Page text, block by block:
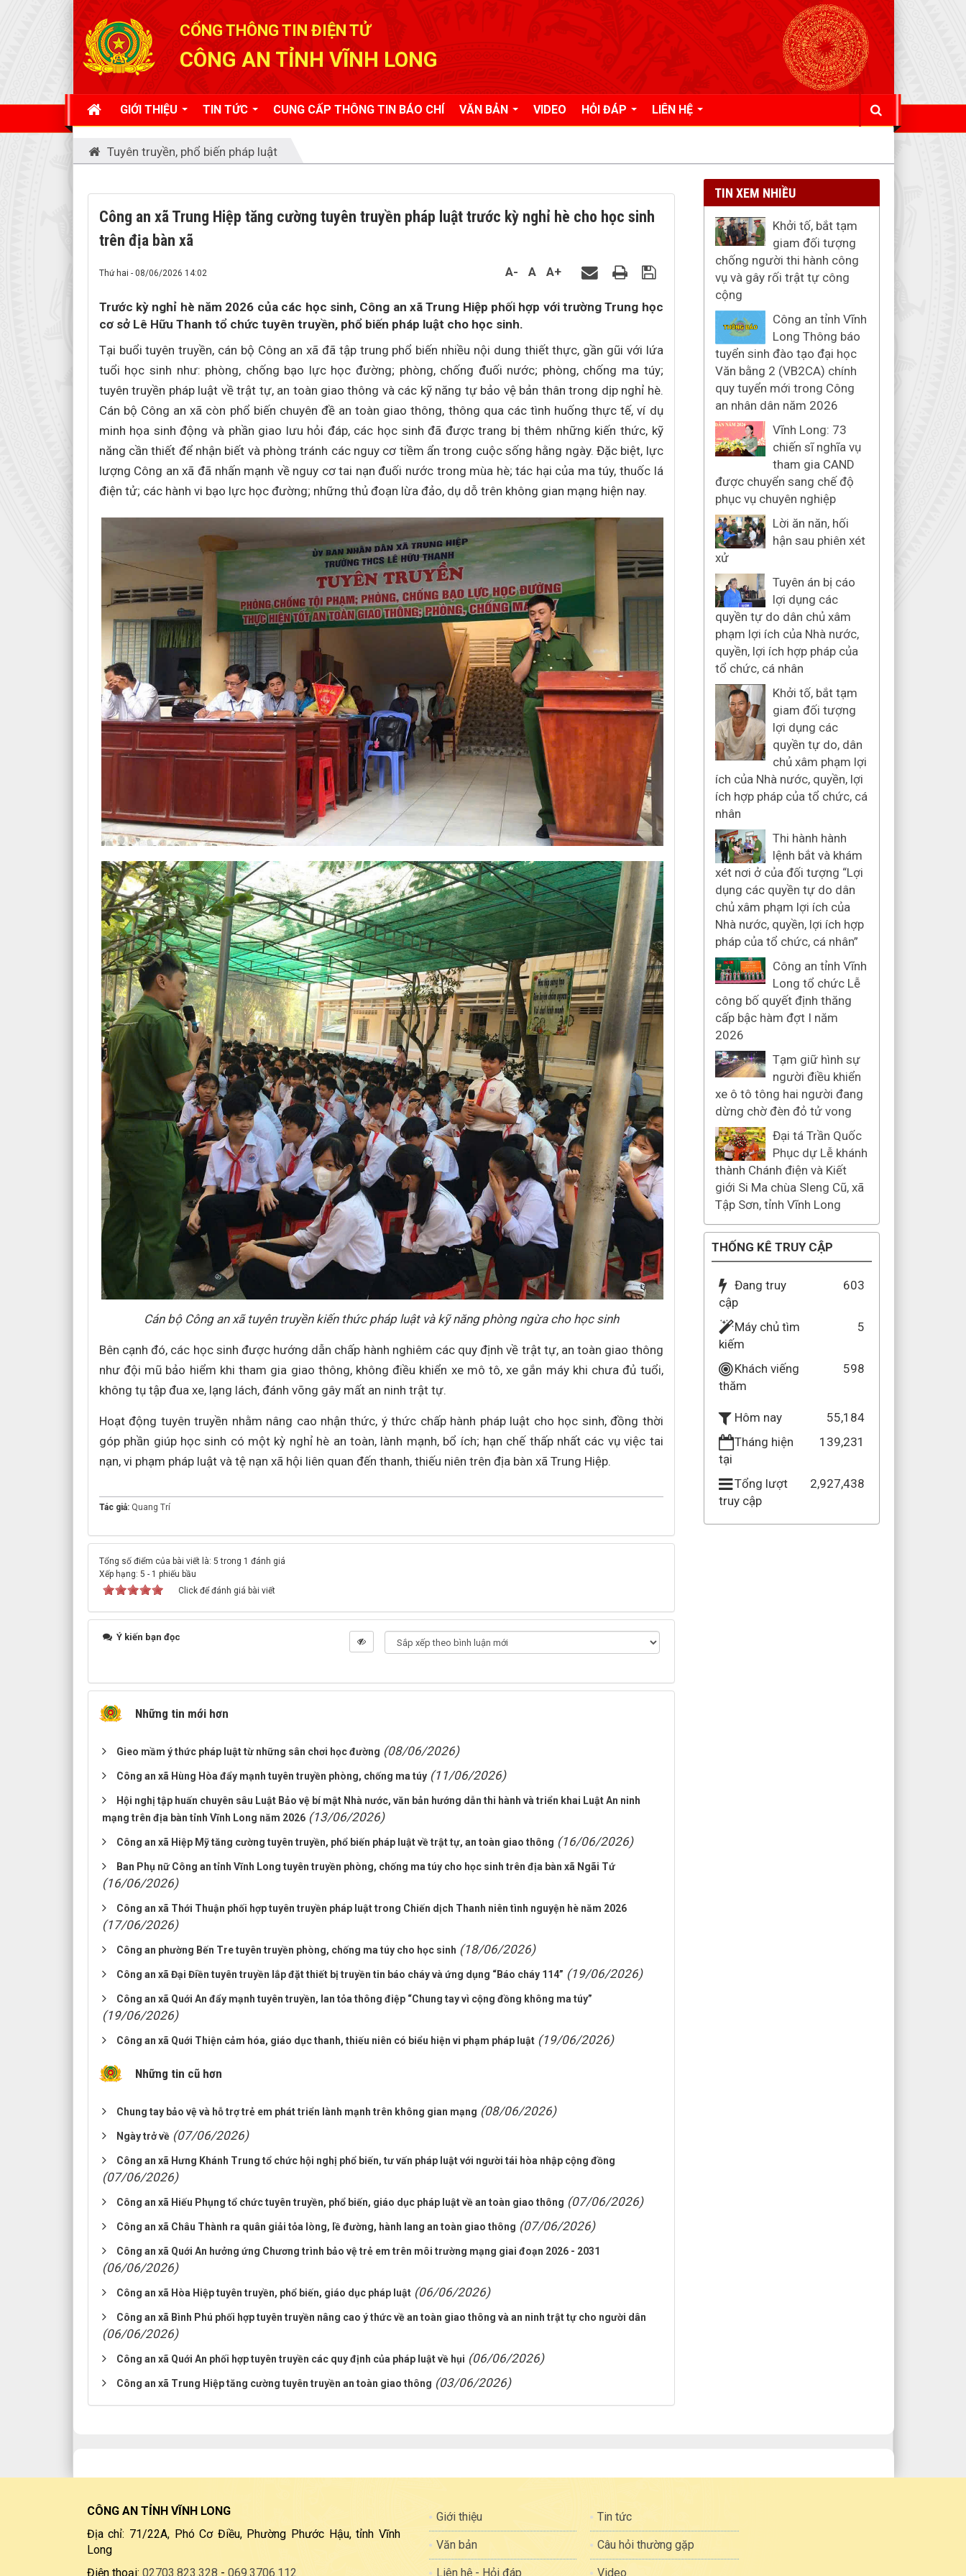
CỔNG THÔNG TIN ĐIỆN TỬ
CÔNG AN TỈNH VĨNH LONG
GIỚI THIỆU TIN TỨC CUNG CẤP THÔNG TIN BÁO CHÍ VĂN BẢN VIDEO HỎI ĐÁP LIÊN HỆ
Tuyên truyền, phổ biến pháp luật
Công an xã Trung Hiệp tăng cường tuyên truyền pháp luật trước kỳ nghỉ hè cho học sinh
trên địa bàn xã
Thứ hai - 08/06/2026 14:02 A- A A+
Trước kỳ nghỉ hè năm 2026 của các học sinh, Công an xã Trung Hiệp phối hợp với trường Trung học
cơ sở Lê Hữu Thanh tổ chức tuyên truyền, phổ biến pháp luật cho học sinh.
Tại buổi tuyên truyền, cán bộ Công an xã đã tập trung phổ biến nhiều nội dung thiết thực, gần gũi với lứa
tuổi học sinh như: phòng, chống bạo lực học đường; phòng, chống đuối nước; phòng, chống ma túy;
tuyên truyền pháp luật về trật tự, an toàn giao thông và các kỹ năng tự bảo vệ bản thân trong dịp nghỉ hè.
Cán bộ Công an xã còn phổ biến chuyên đề an toàn giao thông, thông qua các tình huống thực tế, ví dụ
minh họa sinh động và phần giao lưu hỏi đáp, các học sinh đã được trang bị thêm những kiến thức, kỹ
năng cần thiết để nhận biết và phòng tránh các nguy cơ tiềm ẩn trong cuộc sống hằng ngày. Đặc biệt, lực
lượng Công an xã đã nhấn mạnh về nguy cơ tai nạn đuối nước trong mùa hè; tác hại của ma túy, thuốc lá
điện tử; các hành vi bạo lực học đường; những thủ đoạn lừa đảo, dụ dỗ trên không gian mạng hiện nay.
Cán bộ Công an xã tuyên truyền kiến thức pháp luật và kỹ năng phòng ngừa cho học sinh
Bên cạnh đó, các học sinh được hướng dẫn chấp hành nghiêm các quy định về trật tự, an toàn giao thông
như đội mũ bảo hiểm khi tham gia giao thông, không điều khiển xe mô tô, xe gắn máy khi chưa đủ tuổi,
không tụ tập đua xe, lạng lách, đánh võng gây mất an ninh trật tự.
Hoạt động tuyên truyền nhằm nâng cao nhận thức, ý thức chấp hành pháp luật cho học sinh, đồng thời
góp phần giúp học sinh có một kỳ nghỉ hè an toàn, lành mạnh, bổ ích; hạn chế thấp nhất các vụ việc tai
nạn, vi phạm pháp luật và tệ nạn xã hội liên quan đến thanh, thiếu niên trên địa bàn xã Trung Hiệp.
Tác giả: Quang Trí
Tổng số điểm của bài viết là: 5 trong 1 đánh giá
Xếp hạng: 5 - 1 phiếu bầu
Click để đánh giá bài viết
Ý kiến bạn đọc
Những tin mới hơn
Gieo mầm ý thức pháp luật từ những sân chơi học đường (08/06/2026)
Công an xã Hùng Hòa đẩy mạnh tuyên truyền phòng, chống ma túy (11/06/2026)
Hội nghị tập huấn chuyên sâu Luật Bảo vệ bí mật Nhà nước, văn bản hướng dẫn thi hành và triển khai Luật An ninh
mạng trên địa bàn tỉnh Vĩnh Long năm 2026 (13/06/2026)
Công an xã Hiệp Mỹ tăng cường tuyên truyền, phổ biến pháp luật về trật tự, an toàn giao thông (16/06/2026)
Ban Phụ nữ Công an tỉnh Vĩnh Long tuyên truyền phòng, chống ma túy cho học sinh trên địa bàn xã Ngãi Tứ
(16/06/2026)
Công an xã Thới Thuận phối hợp tuyên truyền pháp luật trong Chiến dịch Thanh niên tình nguyện hè năm 2026
(17/06/2026)
Công an phường Bến Tre tuyên truyền phòng, chống ma túy cho học sinh (18/06/2026)
Công an xã Đại Điền tuyên truyền lắp đặt thiết bị truyền tin báo cháy và ứng dụng “Báo cháy 114” (19/06/2026)
Công an xã Quới An đẩy mạnh tuyên truyền, lan tỏa thông điệp “Chung tay vì cộng đồng không ma túy”
(19/06/2026)
Công an xã Quới Thiện cảm hóa, giáo dục thanh, thiếu niên có biểu hiện vi phạm pháp luật (19/06/2026)
Những tin cũ hơn
Chung tay bảo vệ và hỗ trợ trẻ em phát triển lành mạnh trên không gian mạng (08/06/2026)
Ngày trở về (07/06/2026)
Công an xã Hưng Khánh Trung tổ chức hội nghị phổ biến, tư vấn pháp luật với người tái hòa nhập cộng đồng
(07/06/2026)
Công an xã Hiếu Phụng tổ chức tuyên truyền, phổ biến, giáo dục pháp luật về an toàn giao thông (07/06/2026)
Công an xã Châu Thành ra quân giải tỏa lòng, lề đường, hành lang an toàn giao thông (07/06/2026)
Công an xã Quới An hưởng ứng Chương trình bảo vệ trẻ em trên môi trường mạng giai đoạn 2026 - 2031
(06/06/2026)
Công an xã Hòa Hiệp tuyên truyền, phổ biến, giáo dục pháp luật (06/06/2026)
Công an xã Bình Phú phối hợp tuyên truyền nâng cao ý thức về an toàn giao thông và an ninh trật tự cho người dân
(06/06/2026)
Công an xã Quới An phối hợp tuyên truyền các quy định của pháp luật về hụi (06/06/2026)
Công an xã Trung Hiệp tăng cường tuyên truyền an toàn giao thông (03/06/2026)
TIN XEM NHIỀU
Khởi tố, bắt tạm
giam đối tượng
chống người thi hành công
vụ và gây rối trật tự công
cộng
Công an tỉnh Vĩnh
Long Thông báo
tuyển sinh đào tạo đại học
Văn bằng 2 (VB2CA) chính
quy tuyển mới trong Công
an nhân dân năm 2026
Vĩnh Long: 73
chiến sĩ nghĩa vụ
tham gia CAND
được chuyển sang chế độ
phục vụ chuyên nghiệp
Lời ăn năn, hối
hận sau phiên xét
xử
Tuyên án bị cáo
lợi dụng các
quyền tự do dân chủ xâm
phạm lợi ích của Nhà nước,
quyền, lợi ích hợp pháp của
tổ chức, cá nhân
Khởi tố, bắt tạm
giam đối tượng
lợi dụng các
quyền tự do, dân
chủ xâm phạm lợi
ích của Nhà nước, quyền, lợi
ích hợp pháp của tổ chức, cá
nhân
Thi hành hành
lệnh bắt và khám
xét nơi ở của đối tượng “Lợi
dụng các quyền tự do dân
chủ xâm phạm lợi ích của
Nhà nước, quyền, lợi ích hợp
pháp của tổ chức, cá nhân”
Công an tỉnh Vĩnh
Long tổ chức Lễ
công bố quyết định thăng
cấp bậc hàm đợt I năm
2026
Tạm giữ hình sự
người điều khiển
xe ô tô tông hai người đang
dừng chờ đèn đỏ tử vong
Đại tá Trần Quốc
Phục dự Lễ khánh
thành Chánh điện và Kiết
giới Si Ma chùa Sleng Cũ, xã
Tập Sơn, tỉnh Vĩnh Long
THỐNG KÊ TRUY CẬP
Đang truy
cập
603
Máy chủ tìm
kiếm
5
Khách viếng
thăm
598
Hôm nay
55,184
Tháng hiện
tại
139,231
Tổng lượt
truy cập
2,927,438
CÔNG AN TỈNH VĨNH LONG
Địa chỉ: 71/22A, Phó Cơ Điều, Phường Phước Hậu, tỉnh Vĩnh
Long
Điện thoại: 02703.823.328 - 069.3706.112
Giới thiệu Tin tức
Văn bản Câu hỏi thường gặp
Liên hệ - Hỏi đáp Video